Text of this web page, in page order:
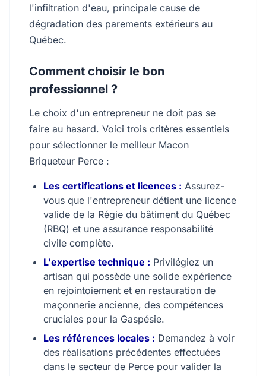
l'infiltration d'eau, principale cause de
dégradation des parements extérieurs au
Québec.
Comment choisir le bon
professionnel ?
Le choix d'un entrepreneur ne doit pas se
faire au hasard. Voici trois critères essentiels
pour sélectionner le meilleur Macon
Briqueteur Perce :
Les certifications et licences : Assurez-
vous que l'entrepreneur détient une licence
valide de la Régie du bâtiment du Québec
(RBQ) et une assurance responsabilité
civile complète.
L'expertise technique : Privilégiez un
artisan qui possède une solide expérience
en rejointoiement et en restauration de
maçonnerie ancienne, des compétences
cruciales pour la Gaspésie.
Les références locales : Demandez à voir
des réalisations précédentes effectuées
dans le secteur de Perce pour valider la